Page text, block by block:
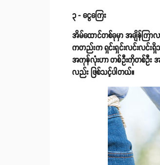
၃ - ငွေကြေး
အိမ်ထောင်တစ်ခုမှာ အချိန်ကြာလ
ကတည်းက ရှင်းရှင်းလင်းလင်းရှိ
အကုန်လုံးဟာ တစ်ဦးကိုတစ်ဦး အ
လည်း ဖြစ်သင့်ပါတယ်။